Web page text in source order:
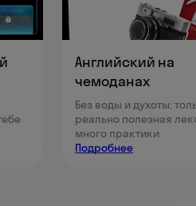
Английский на
чемоданах
Без воды и духоты:
реально полезная
много практики
Подробнее